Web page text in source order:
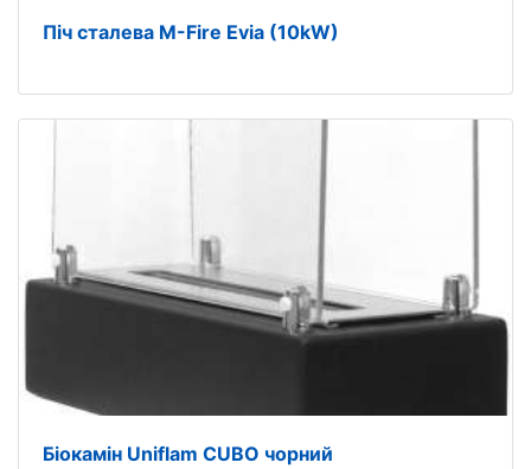
Піч сталева M-Fire Evia (10kW)
Біокамін Uniflam CUBO чорний